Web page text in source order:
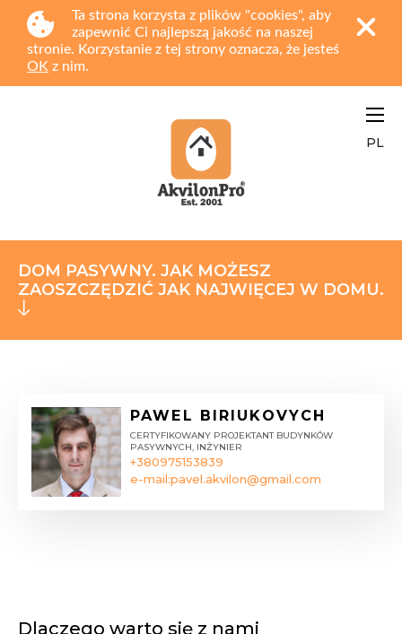
Ta strona korzysta z plików "cookies", aby
zapewnić Ci najlepszą jakość na naszej
stronie. Korzystanie z tej strony oznacza, że jesteś
OK z nim.
PL
DOM PASYWNY. JAK MOŻESZ
ZAOSZCZĘDZIĆ JAK NAJWIĘCEJ W DOMU.
PAWEL BIRIUKOVYCH
CERTYFIKOWANY PROJEKTANT BUDYNKÓW
PASYWNYCH, INŻYNIER
+380975153839
e-mail:pavel.akvilon@gmail.com
Dlaczego warto się z nami